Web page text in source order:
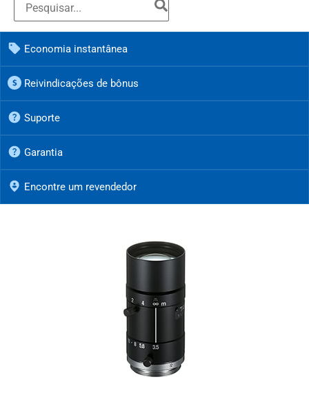
Economia instantânea
Reivindicações de bônus
Suporte
Garantia
Encontre um revendedor